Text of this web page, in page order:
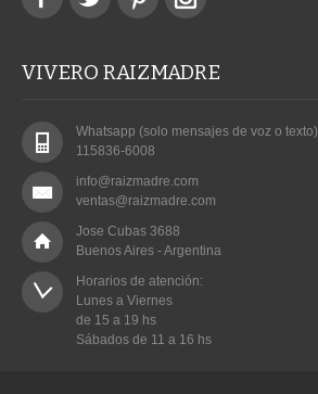
VIVERO RAIZMADRE
Whatsapp (solo mensajes de voz o texto)
115836-6008
info@raizmadre.com
ventas@raizmadre.com
Jose Cubas 3688
Buenos Aires - Argentina
Horarios de atención:
Lunes a Viernes
de 15 a 19 hs
Sábados de 11 a 16 hs